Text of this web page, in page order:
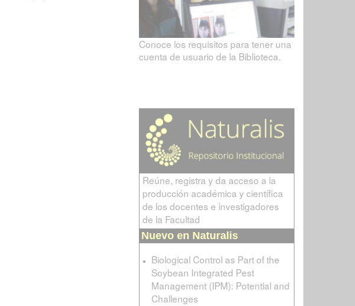
Conoce los requisitos para tener una
cuenta de usuario de la Biblioteca.
Reúne, registra y da acceso a la
producción académica y científica
de los docentes e investigadores
de la Facultad
Nuevo en Naturalis
Biological Control as Part of the
Soybean Integrated Pest
Management (IPM): Potential and
Challenges